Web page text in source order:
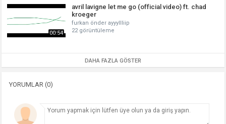
00:54
avril lavigne let me go (official video) ft. chad
kroeger
furkan önder ayyyllliip
22 görüntüleme
DAHA FAZLA GÖSTER
YORUMLAR (0)